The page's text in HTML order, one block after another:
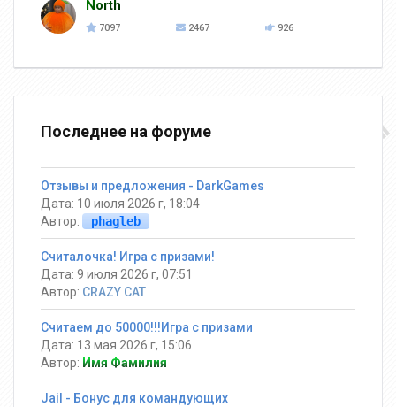
North
7097 2467 926
Последнее на форуме
Отзывы и предложения - DarkGames
Дата: 10 июля 2026 г, 18:04
Автор:
phagleb
Считалочка! Игра с призами!
Дата: 9 июля 2026 г, 07:51
Автор: CRAZY CAT
Считаем до 50000!!!Игра с призами
Дата: 13 мая 2026 г, 15:06
Автор: Имя Фамилия
Jail - Бонус для командующих